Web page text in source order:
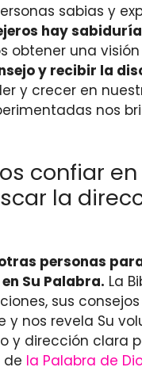
sabias y
hay
obtener una
y recibir la
y crecer en
nos
confiar
la
personas
Su Palabra. La
sus
y nos revela Su
y dirección clara
de la Palabra de